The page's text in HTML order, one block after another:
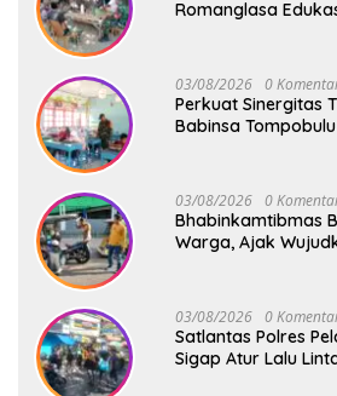
Romanglasa
03/08/2026 0
Perkuat Sinergitas
Babinsa
03/08/2026 0
Bhabinkamtibmas
Warga, Ajak
03/08/2026 0
Satlantas Polres
Sigap Atur Lalu